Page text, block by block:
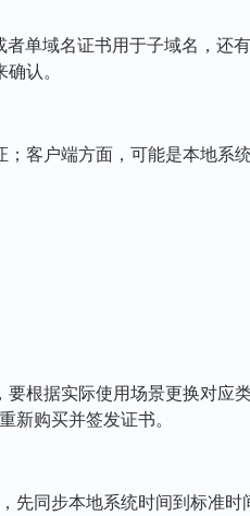
单域名证书用于子域名，还
认。
客户端方面，可能是本地系
根据实际使用场景更换对应
购买并签发证书。
先同步本地系统时间到标准时